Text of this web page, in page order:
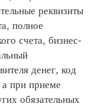
реквизиты
полное
счета, бизнес-
денег, код
при приеме
обязательных